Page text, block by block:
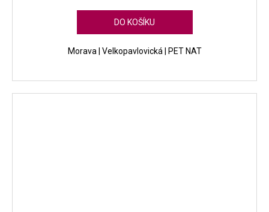
DO KOŠÍKU
Morava | Velkopavlovická | PET NAT